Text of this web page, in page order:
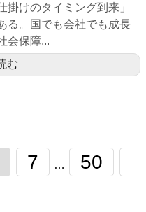
けのタイミング到来」
る。国でも会社でも成長
会保障...
む
7 … 50